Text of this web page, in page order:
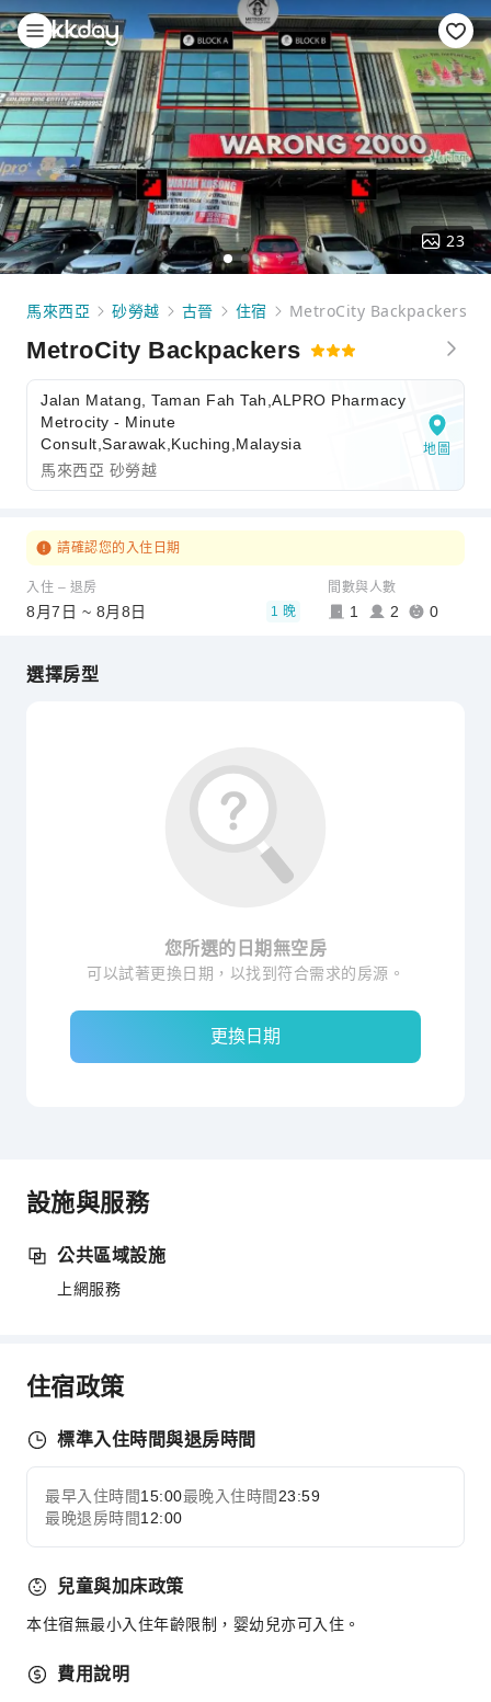
23
馬來西亞 砂勞越 古晉 住宿 MetroCity Backpackers
MetroCity Backpackers
Jalan Matang, Taman Fah Tah,ALPRO Pharmacy
Metrocity - Minute
Consult,Sarawak,Kuching,Malaysia
馬來西亞 砂勞越
地圖
請確認您的入住日期
入住 – 退房
8月7日 ~ 8月8日 1 晚
間數與人數
1 2 0
選擇房型
您所選的日期無空房
可以試著更換日期，以找到符合需求的房源。
更換日期
設施與服務
公共區域設施
上網服務
住宿政策
標準入住時間與退房時間
最早入住時間15:00最晚入住時間 23:59
最晚退房時間12:00
兒童與加床政策
本住宿無最小入住年齡限制，婴幼兒亦可入住。
費用說明